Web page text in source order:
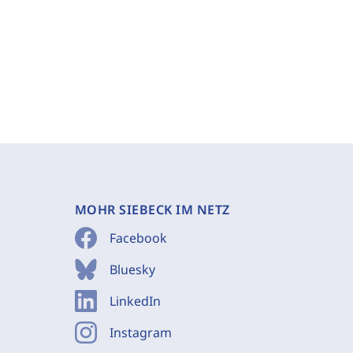
MOHR SIEBECK IM NETZ
Facebook
Bluesky
LinkedIn
Instagram